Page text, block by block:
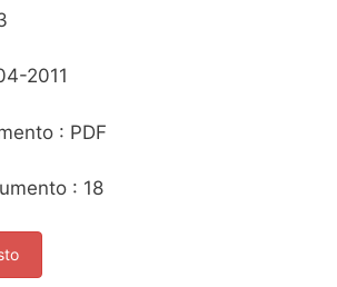
2011
: PDF
: 18